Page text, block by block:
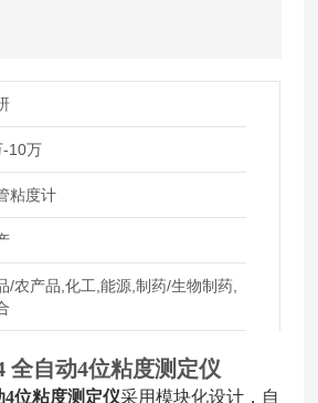
-10万
粘度计
/农产品,化工,能源,制药/生物制药,
全自动4位粘度测定仪
4位粘度测定仪采用模块化设计，自